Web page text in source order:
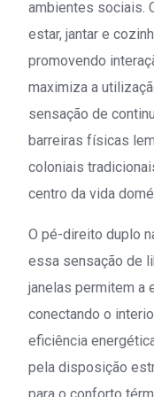
ambientes sociais.
estar, jantar e
promovendo
maximiza a
sensação de
barreiras físicas
coloniais
centro da vida
O pé-direito duplo
essa sensação de
janelas permitem a
conectando o
eficiência
pela disposição